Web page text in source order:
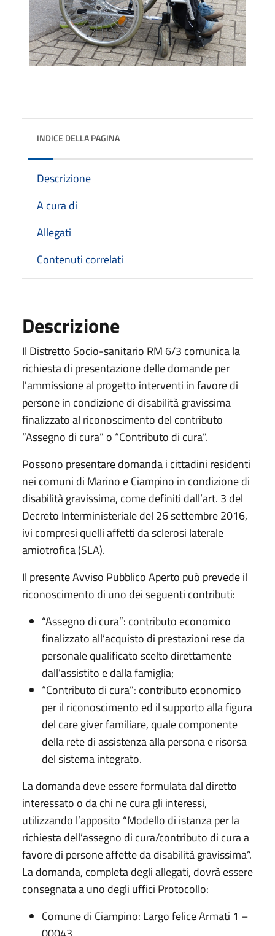
INDICE DELLA PAGINA
Descrizione
A cura di
Allegati
Contenuti correlati
Descrizione
Il Distretto Socio-sanitario RM 6/3 comunica la
richiesta di presentazione delle domande per
l'ammissione al progetto interventi in favore di
persone in condizione di disabilità gravissima
finalizzato al riconoscimento del contributo
“Assegno di cura” o “Contributo di cura”.
Possono presentare domanda i cittadini residenti
nei comuni di Marino e Ciampino in condizione di
disabilità gravissima, come definiti dall’art. 3 del
Decreto Interministeriale del 26 settembre 2016,
ivi compresi quelli affetti da sclerosi laterale
amiotrofica (SLA).
Il presente Avviso Pubblico Aperto può prevede il
riconoscimento di uno dei seguenti contributi:
“Assegno di cura”: contributo economico
finalizzato all’acquisto di prestazioni rese da
personale qualificato scelto direttamente
dall’assistito e dalla famiglia;
“Contributo di cura”: contributo economico
per il riconoscimento ed il supporto alla figura
del care giver familiare, quale componente
della rete di assistenza alla persona e risorsa
del sistema integrato.
La domanda deve essere formulata dal diretto
interessato o da chi ne cura gli interessi,
utilizzando l’apposito “Modello di istanza per la
richiesta dell’assegno di cura/contributo di cura a
favore di persone affette da disabilità gravissima”.
La domanda, completa degli allegati, dovrà essere
consegnata a uno degli uffici Protocollo:
Comune di Ciampino: Largo felice Armati 1 –